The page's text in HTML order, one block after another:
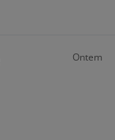
Ontem